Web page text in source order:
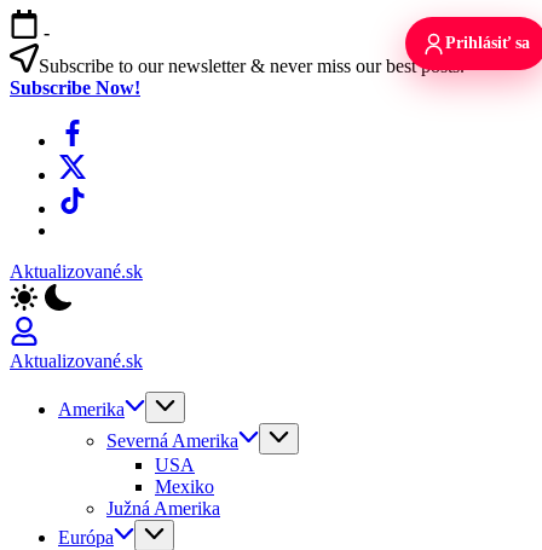
Skip
to
content
-
Subscribe to our newsletter & never miss our best posts.
Subscribe Now!
Facebook
X
TikTok
Aktualizované.sk
Aktualizované.sk
Amerika
Severná Amerika
USA
Mexiko
Južná Amerika
Európa
Prihlásiť sa